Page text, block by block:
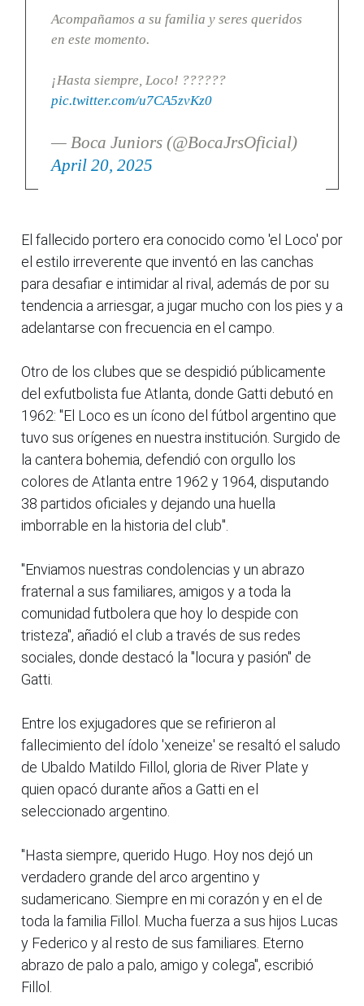
Acompañamos a su familia y seres queridos
en este momento.
¡Hasta siempre, Loco! ??????
pic.twitter.com/u7CA5zvKz0
— Boca Juniors (@BocaJrsOficial)
April 20, 2025
El fallecido portero era conocido como 'el Loco' por
el estilo irreverente que inventó en las canchas
para desafiar e intimidar al rival, además de por su
tendencia a arriesgar, a jugar mucho con los pies y a
adelantarse con frecuencia en el campo.
Otro de los clubes que se despidió públicamente
del exfutbolista fue Atlanta, donde Gatti debutó en
1962: "El Loco es un ícono del fútbol argentino que
tuvo sus orígenes en nuestra institución. Surgido de
la cantera bohemia, defendió con orgullo los
colores de Atlanta entre 1962 y 1964, disputando
38 partidos oficiales y dejando una huella
imborrable en la historia del club".
"Enviamos nuestras condolencias y un abrazo
fraternal a sus familiares, amigos y a toda la
comunidad futbolera que hoy lo despide con
tristeza", añadió el club a través de sus redes
sociales, donde destacó la "locura y pasión" de
Gatti.
Entre los exjugadores que se refirieron al
fallecimiento del ídolo 'xeneize' se resaltó el saludo
de Ubaldo Matildo Fillol, gloria de River Plate y
quien opacó durante años a Gatti en el
seleccionado argentino.
"Hasta siempre, querido Hugo. Hoy nos dejó un
verdadero grande del arco argentino y
sudamericano. Siempre en mi corazón y en el de
toda la familia Fillol. Mucha fuerza a sus hijos Lucas
y Federico y al resto de sus familiares. Eterno
abrazo de palo a palo, amigo y colega", escribió
Fillol.